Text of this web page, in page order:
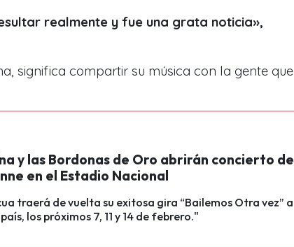
realmente y fue una grata noticia»,
significa compartir su música con la gente que
y las Bordonas de Oro abrirán concierto de
en el Estadio Nacional
traerá de vuelta su exitosa gira “Bailemos Otra vez” a
los próximos 7, 11 y 14 de febrero."